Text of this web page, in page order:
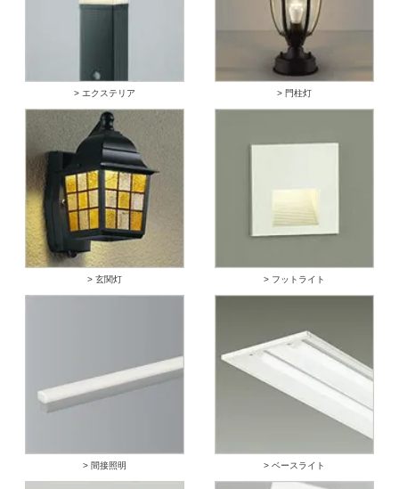
> エクステリア > 門柱灯
> 玄関灯 > フットライト
> 間接照明 > ベースライト